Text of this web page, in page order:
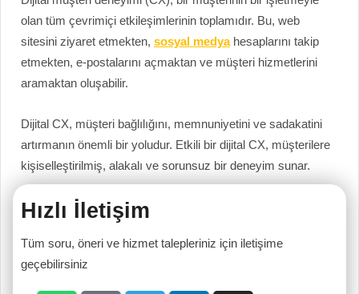
olan tüm çevrimiçi etkileşimlerinin toplamıdır. Bu, web
sitesini ziyaret etmekten, sosyal medyahesaplarını takip
etmekten, e-postalarını açmaktan ve müşteri hizmetlerini
aramaktan oluşabilir.
Dijital CX, müşteri bağlılığını, memnuniyetini ve sadakatini
artırmanın önemli bir yoludur. Etkili bir dijital CX, müşterilere
kişiselleştirilmiş, alakalı ve sorunsuz bir deneyim sunar.
Hızlı İletişim
Tüm soru, öneri ve hizmet talepleriniz için iletişime
geçebilirsiniz